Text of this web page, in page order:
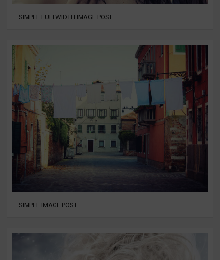
SIMPLE FULLWIDTH IMAGE POST
SIMPLE IMAGE POST